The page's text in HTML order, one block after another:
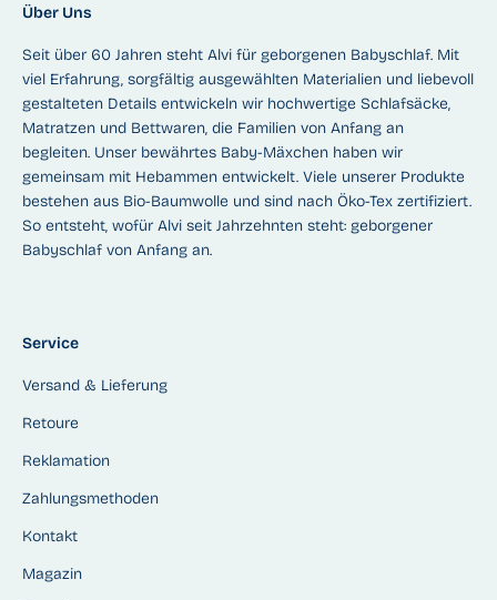
Über Uns
Seit über 60 Jahren steht Alvi für geborgenen Babyschlaf. Mit
viel Erfahrung, sorgfältig ausgewählten Materialien und liebevoll
gestalteten Details entwickeln wir hochwertige Schlafsäcke,
Matratzen und Bettwaren, die Familien von Anfang an
begleiten. Unser bewährtes Baby-Mäxchen haben wir
gemeinsam mit Hebammen entwickelt. Viele unserer Produkte
bestehen aus Bio-Baumwolle und sind nach Öko-Tex zertifiziert.
So entsteht, wofür Alvi seit Jahrzehnten steht: geborgener
Babyschlaf von Anfang an.
Service
Versand & Lieferung
Retoure
Reklamation
Zahlungsmethoden
Kontakt
Magazin